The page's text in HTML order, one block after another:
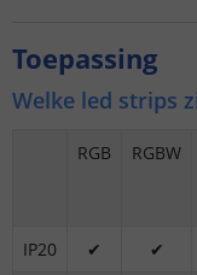
Toepassing
Welke led strips
RGB RGBW
IP20 ✔ ✔